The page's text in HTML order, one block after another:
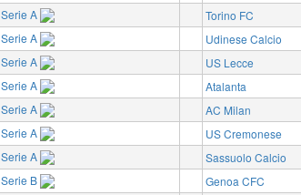
Serie A Torino FC
Serie A Udinese Calcio
Serie A US Lecce
Serie A Atalanta
Serie A AC Milan
Serie A US Cremonese
Serie A Sassuolo Calcio
Serie B Genoa CFC